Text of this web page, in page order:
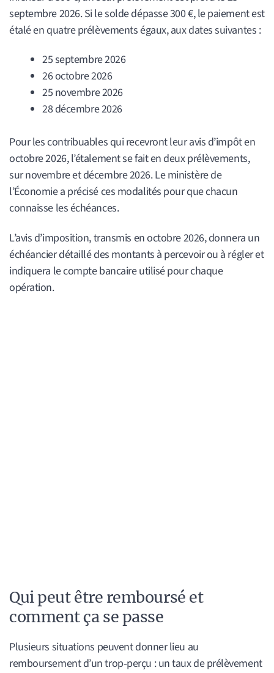
septembre 2026. Si le solde dépasse 300 €, le paiement est
étalé en quatre prélèvements égaux, aux dates suivantes :
25 septembre 2026
26 octobre 2026
25 novembre 2026
28 décembre 2026
Pour les contribuables qui recevront leur avis d’impôt en
octobre 2026, l’étalement se fait en deux prélèvements,
sur novembre et décembre 2026. Le ministère de
l’Économie a précisé ces modalités pour que chacun
connaisse les échéances.
L’avis d’imposition, transmis en octobre 2026, donnera un
échéancier détaillé des montants à percevoir ou à régler et
indiquera le compte bancaire utilisé pour chaque
opération.
Qui peut être remboursé et
comment ça se passe
Plusieurs situations peuvent donner lieu au
remboursement d’un trop‑perçu : un taux de prélèvement